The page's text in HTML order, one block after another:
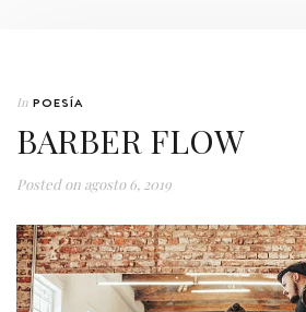
In POESÍA
BARBER FLOW
Posted on agosto 6, 2019